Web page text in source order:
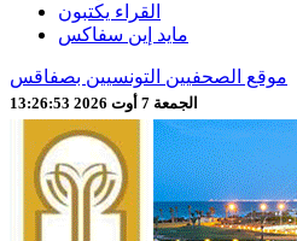
القراء يكتبون
مايد إين سفاكس
موقع الصحفيين التونسيين بصفاقس
الجمعة 7 أوت 2026 13:26:55